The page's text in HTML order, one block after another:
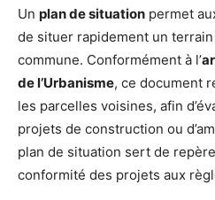
Un plan de situation permet
de situer rapidement un
commune. Conformément à l’
de l’Urbanisme, ce document
les parcelles voisines, afin
projets de construction ou
plan de situation sert de
conformité des projets aux